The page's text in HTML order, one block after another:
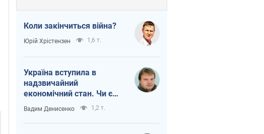
Коли закінчиться війна?
Юрій Хрістензен 1,6 т.
Україна вступила в
надзвичайний
економічний стан. Чи є
світло вкінці тунелю?
Вадим Денисенко 1,2 т.